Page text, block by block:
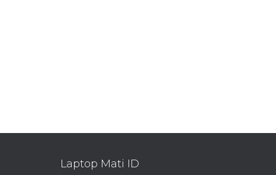
Laptop Mati ID